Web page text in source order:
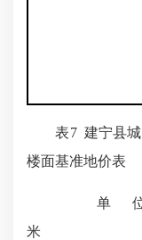
表7 建宁县城
楼面基准地价表
单位: